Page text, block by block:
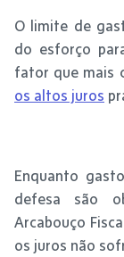
O limite de
do esforço
fator que mais
os altos juros
Enquanto
defesa são
Arcabouço
os juros não